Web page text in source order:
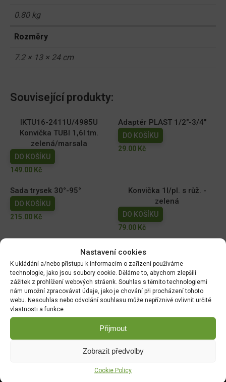
Nastavení cookies
K ukládání a/nebo přístupu k informacím o zařízení používáme
technologie, jako jsou soubory cookie. Děláme to, abychom zlepšili
zážitek z prohlížení webových stráenk. Souhlas s těmito technologiemi
nám umožní zpracovávat údaje, jako je chování při procházení tohoto
webu. Nesouhlas nebo odvolání souhlasu může nepříznivě ovlivnit určité
vlastnosti a funkce.
Přijmout
Zobrazit předvolby
Cookie Policy
0.80 kg
Rozměry
7.2 × 13 × 24 cm
Související produkty:
IKTU16-2411U/4985U
Konvička TUBI 1,6l tm.
zelená/marsala
DO KOŠÍKU
149.00 Kč
Adaptér PLAST 1/2"-3/4"
DO KOŠÍKU
29.00 Kč
Sada trysek 30°-95°
DO KOŠÍKU
215.00 Kč
Konvička 1l/pl. s růž. -
zelená
DO KOŠÍKU
79.00 Kč
Konev SPRING 4,5l/pl. s
růž/00745be
DO KOŠÍKU
99.00Kč
Konvička SPRING 2,5l pl. s
růž/zelená
DO KOŠÍKU
89.00Kč
DOPRAVA ZDARMA OD 1500 KČ
30 Kg,je zdarma.
OVĚŘENÉ PRODUKTY